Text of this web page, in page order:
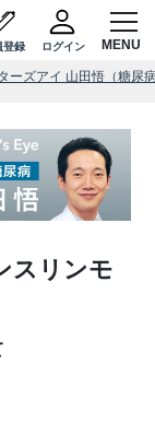
登録 ログイン
ーズアイ 山田悟（糖尿
スリンモ